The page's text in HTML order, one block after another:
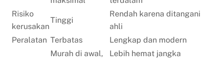
Risiko
kerusakan
Tinggi
Rendah karena ditangani
ahli
Peralatan Terbatas Lengkap dan modern
Murah di awal,
Lebih hemat jangka